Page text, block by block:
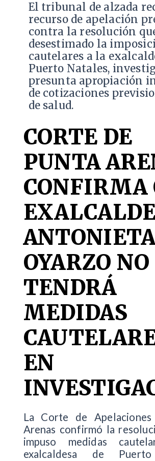
​El tribunal de alzada
recurso de apelación
contra la resolución
desestimado la
cautelares a la
Puerto Natales,
presunta apropiación
de cotizaciones
de salud.
CORTE DE
PUNTA
CONFIRMA
ANTONIETA
OYARZO NO
TENDRÁ
MEDIDAS
EN
La Corte de
Arenas confirmó la
impuso medidas
exalcaldesa de